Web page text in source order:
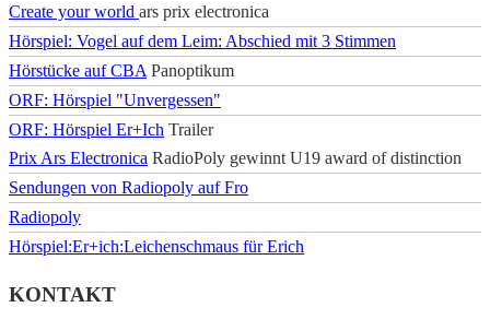
Create your world ars prix electronica
Hörspiel: Vogel auf dem Leim: Abschied mit 3 Stimmen
Hörstücke auf CBA Panoptikum
ORF: Hörspiel "Unvergessen"
ORF: Hörspiel Er+Ich Trailer
Prix Ars Electronica RadioPoly gewinnt U19 award of distinction
Sendungen von Radiopoly auf Fro
Radiopoly
Hörspiel:Er+ich:Leichenschmaus für Erich
KONTAKT